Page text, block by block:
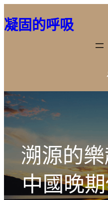
至
容
凝固的呼吸
溯源的
中國晚